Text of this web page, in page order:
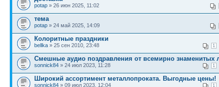
potap » 26 июн 2025, 11:02
тема
potap » 24 май 2025, 14:09
Колоритные праздники
1
bellka » 25 сен 2010, 23:48
Смешные аудио поздравления от всемирно знаменитых
1
sonnick84 » 24 июл 2023, 11:28
Широкий ассортимент металлопроката. Выгодные цены!
1
sonnick84 » 09 июл 2023, 12:04